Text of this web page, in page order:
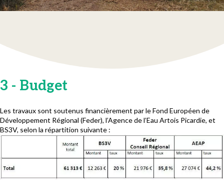
3 - Budget
Les travaux sont soutenus financièrement par le Fond Européen de
Développement Régional (Feder), l’Agence de l’Eau Artois Picardie, et
BS3V, selon la répartition suivante :